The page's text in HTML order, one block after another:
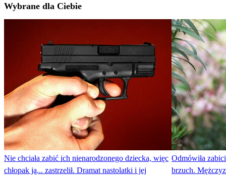
Wybrane dla Ciebie
Nie chciała zabić ich nienarodzonego dziecka, więc
chłopak ją... zastrzelił. Dramat nastolatki i jej
Odmówiła
brzuch.